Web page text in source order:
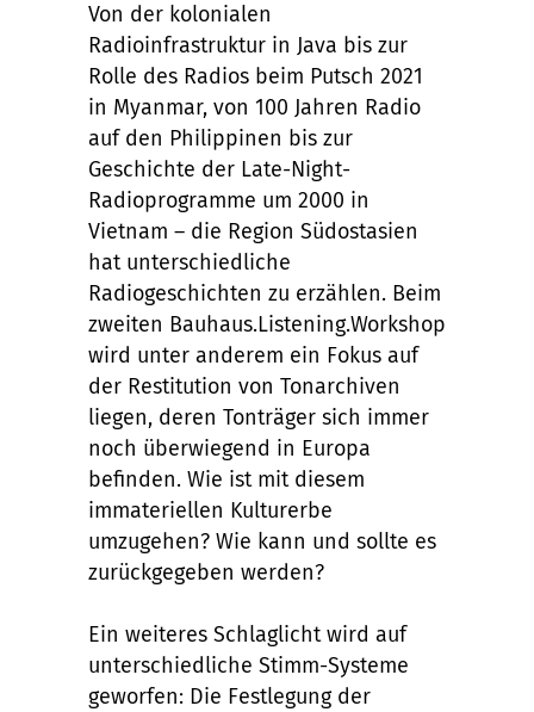
Von der kolonialen
Radioinfrastruktur in Java bis zur
Rolle des Radios beim Putsch 2021
in Myanmar, von 100 Jahren Radio
auf den Philippinen bis zur
Geschichte der Late-Night-
Radioprogramme um 2000 in
Vietnam – die Region Südostasien
hat unterschiedliche
Radiogeschichten zu erzählen. Beim
zweiten Bauhaus.Listening.Workshop
wird unter anderem ein Fokus auf
der Restitution von Tonarchiven
liegen, deren Tonträger sich immer
noch überwiegend in Europa
befinden. Wie ist mit diesem
immateriellen Kulturerbe
umzugehen? Wie kann und sollte es
zurückgegeben werden?
Ein weiteres Schlaglicht wird auf
unterschiedliche Stimm-Systeme
geworfen: Die Festlegung der